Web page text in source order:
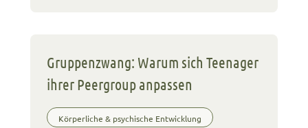
Gruppenzwang: Warum sich Teenager
ihrer Peergroup anpassen
Körperliche & psychische Entwicklung